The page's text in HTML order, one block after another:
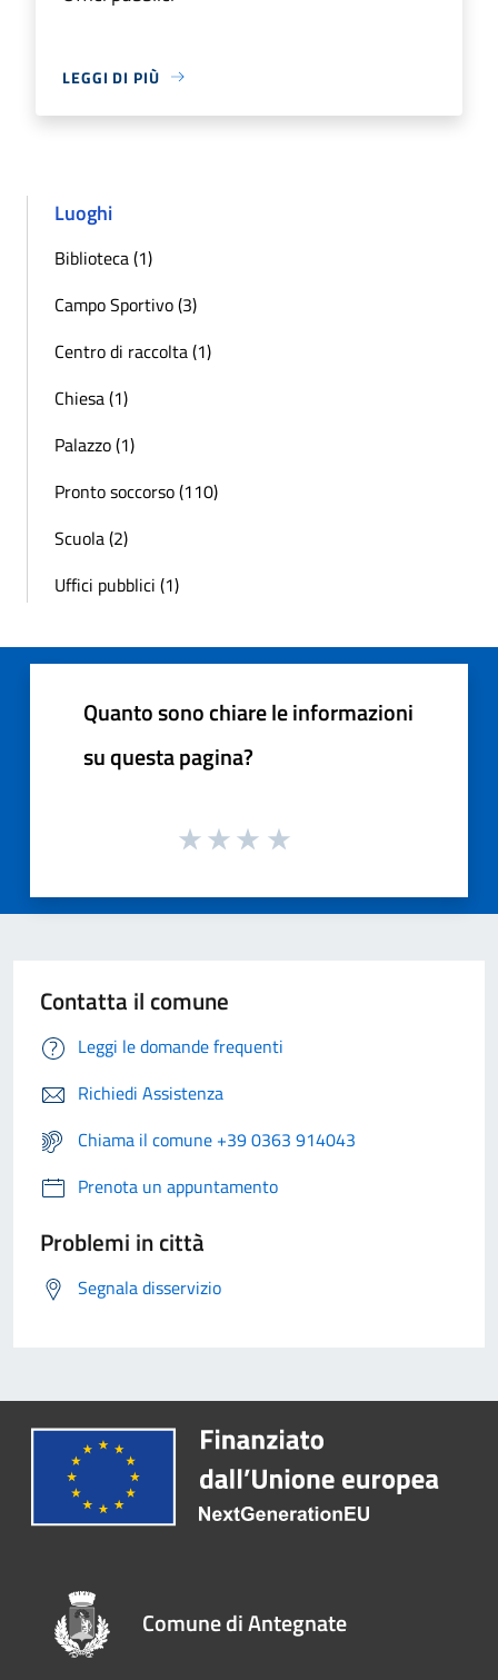
LEGGI DI PIÙ
Luoghi
Biblioteca (1)
Campo Sportivo (3)
Centro di raccolta (1)
Chiesa (1)
Palazzo (1)
Pronto soccorso (110)
Scuola (2)
Uffici pubblici (1)
Quanto sono chiare le informazioni
su questa pagina?
Contatta il comune
Leggi le domande frequenti
Richiedi Assistenza
Chiama il comune +39 0363 914043
Prenota un appuntamento
Problemi in città
Segnala disservizio
Comune di Antegnate